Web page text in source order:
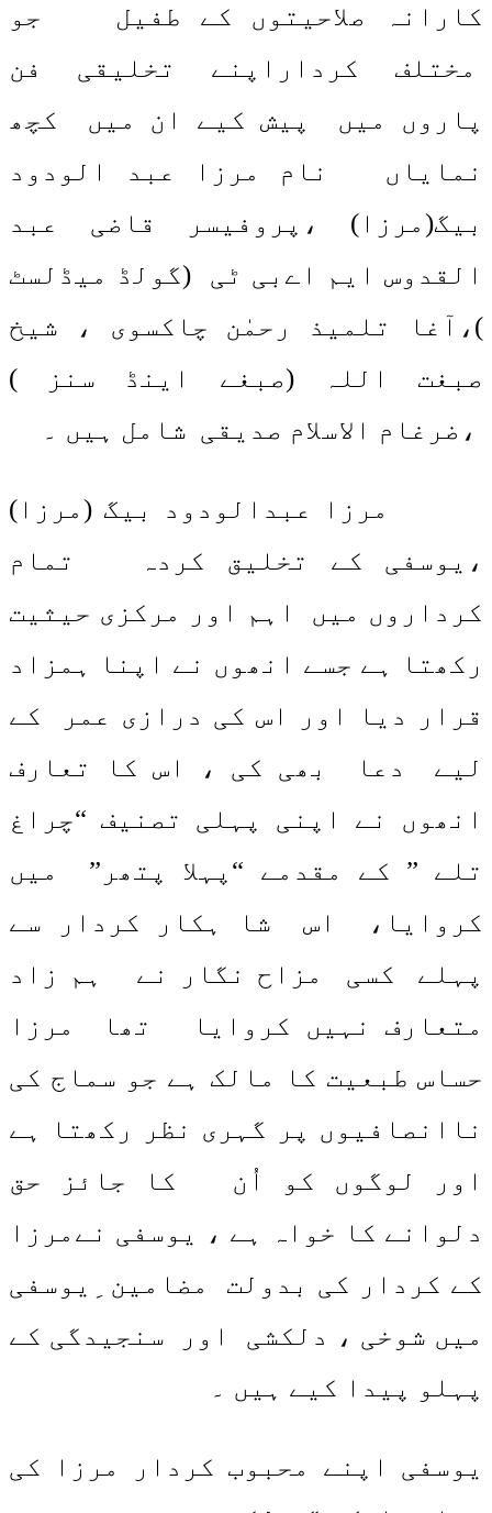
کارانہ صلاحیتوں کے طفیل جو
مختلف کرداراپنے تخلیقی فن
پاروں میں پیش کیے ان میں کچھ
نمایاں نام مرزا عبد الودود
بیگ(مرزا) ،پروفیسر قاضی عبد
القدوس ایم اےبی ٹی (گولڈ میڈلسٹ
)،آغا تلمیذ رحمٰن چاکسوی ، شیخ
صبغت اللہ (صبغے اینڈ سنز )
،ضرغام الاسلام صدیقی شامل ہیں ۔
مرزا عبدالودود بیگ (مرزا)
،یوسفی کے تخلیق کردہ تمام
کرداروں میں اہم اور مرکزی حیثیت
رکھتا ہے جسے انھوں نے اپنا ہمزاد
قرار دیا اور اس کی درازی عمر کے
لیے دعا بھی کی ، اس کا تعارف
انھوں نے اپنی پہلی تصنیف “چراغ
تلے ” کے مقدمے “پہلا پتھر” میں
کروایا، اس شا ہکار کردار سے
پہلے کسی مزاح نگار نے ہم زاد
متعارف نہیں کروایا تھا مرزا
حساس طبعیت کا مالک ہے جو سماج کی
ناانصافیوں پر گہری نظر رکھتا ہے
اور لوگوں کو اُن کا جائز حق
دلوانے کا خواہ ہے ، یوسفی نےمرزا
کے کردار کی بدولت مضامین ِیوسفی
میں شوخی ، دلکشی اور سنجیدگی کے
پہلو پیدا کیے ہیں ۔
یوسفی اپنے محبوب کردار مرزا کی